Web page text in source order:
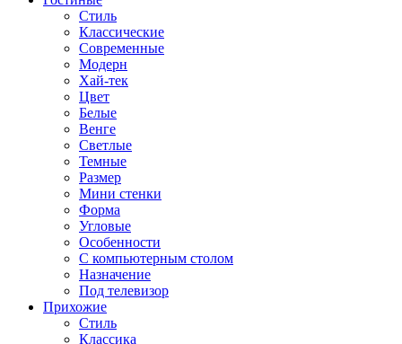
Стиль
Классические
Современные
Модерн
Хай-тек
Цвет
Белые
Венге
Светлые
Темные
Размер
Мини стенки
Форма
Угловые
Особенности
С компьютерным столом
Назначение
Под телевизор
Прихожие
Стиль
Классика